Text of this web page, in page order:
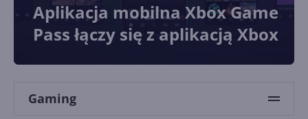
Aplikacja mobilna Xbox Game
Pass łączy się z aplikacją Xbox
Gaming